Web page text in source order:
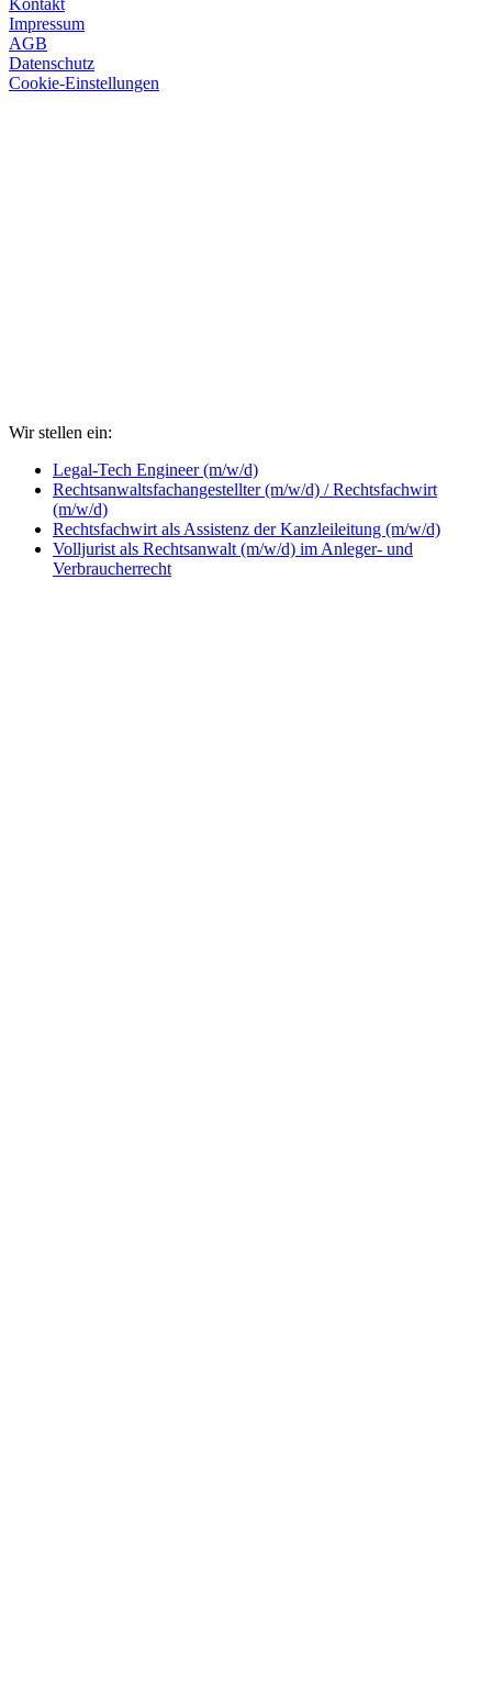
Impressum
AGB
Datenschutz
Cookie-Einstellungen
Wir stellen ein:
Legal-Tech Engineer (m/w/d)
Rechtsanwaltsfachangestellter (m/w/d) / Rechtsfachwirt
(m/w/d)
Rechtsfachwirt als Assistenz der Kanzleileitung (m/w/d)
Volljurist als Rechtsanwalt (m/w/d) im Anleger- und
Verbraucherrecht